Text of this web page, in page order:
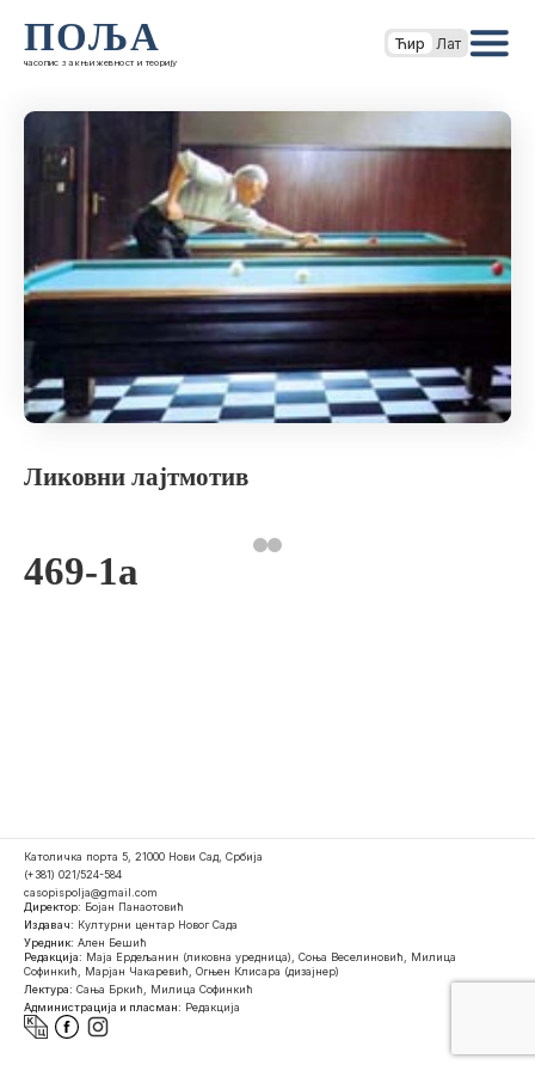
ПОЉА
часопис за књижевност и теорију
Ћир Лат
Ликовни лајтмотив
469-1a
Католичка порта 5, 21000 Нови Сад, Србија
(+381) 021/524-584
casopispolja@gmail.com
Директор: Бојан Панаотовић
Издавач: Културни центар Новог Сада
Уредник: Ален Бешић
Редакција: Маја Ердељанин (ликовна уредница), Соња Веселиновић, Милица
Софинкић, Марјан Чакаревић, Огњен Клисара (дизајнер)
Лектура: Сања Бркић, Милица Софинкић
Администрација и пласман: Редакција